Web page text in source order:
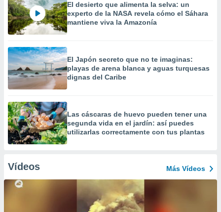
El desierto que alimenta la selva: un
experto de la NASA revela cómo el Sáhara
mantiene viva la Amazonía
El Japón secreto que no te imaginas:
playas de arena blanca y aguas turquesas
dignas del Caribe
Las cáscaras de huevo pueden tener una
segunda vida en el jardín: así puedes
utilizarlas correctamente con tus plantas
Vídeos Más Vídeos